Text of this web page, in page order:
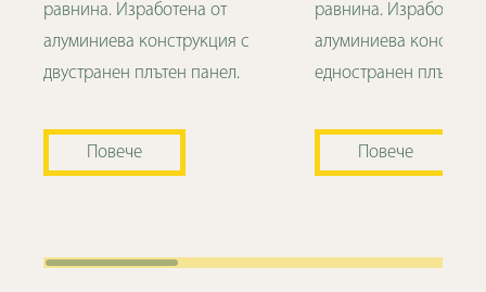
равнина. Изработена от
алуминиева конструкция с
двустранен плътен панел.
Повече
равнина. Изработена
алуминиева
едностранен плътен
Повече